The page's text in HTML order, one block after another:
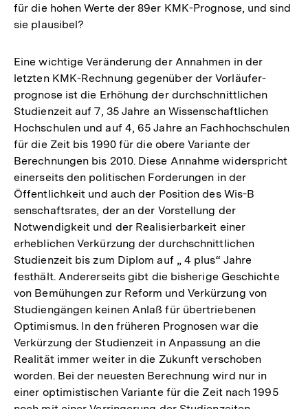
für die hohen Werte der 89er KMK-Prognose, und sind
sie plausibel?
Eine wichtige Veränderung der Annahmen in der
letzten KMK-Rechnung gegenüber der Vorläufer-
prognose ist die Erhöhung der durchschnittlichen
Studienzeit auf 7, 35 Jahre an Wissenschaftlichen
Hochschulen und auf 4, 65 Jahre an Fachhochschulen
für die Zeit bis 1990 für die obere Variante der
Berechnungen bis 2010. Diese Annahme widerspricht
einerseits den politischen Forderungen in der
Öffentlichkeit und auch der Position des Wis-B
senschaftsrates, der an der Vorstellung der
Notwendigkeit und der Realisierbarkeit einer
erheblichen Verkürzung der durchschnittlichen
Studienzeit bis zum Diplom auf „ 4 plus“ Jahre
festhält. Andererseits gibt die bisherige Geschichte
von Bemühungen zur Reform und Verkürzung von
Studiengängen keinen Anlaß für übertriebenen
Optimismus. In den früheren Prognosen war die
Verkürzung der Studienzeit in Anpassung an die
Realität immer weiter in die Zukunft verschoben
worden. Bei der neuesten Berechnung wird nur in
einer optimistischen Variante für die Zeit nach 1995